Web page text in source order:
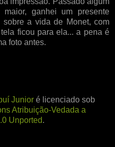
ganhei um presente
a vida de Monet, com
ficou para ela... a pena é
foto antes.
Junior é licenciado sob
Atribuição-Vedada a
Unported.